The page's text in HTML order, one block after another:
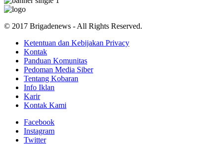
© 2017 Brigadenews - All Rights Reserved.
Ketentuan dan Kebijakan Privacy
Kontak
Panduan Komunitas
Pedoman Media Siber
Tentang Kobaran
Info Iklan
Karir
Kontak Kami
Facebook
Instagram
Twitter